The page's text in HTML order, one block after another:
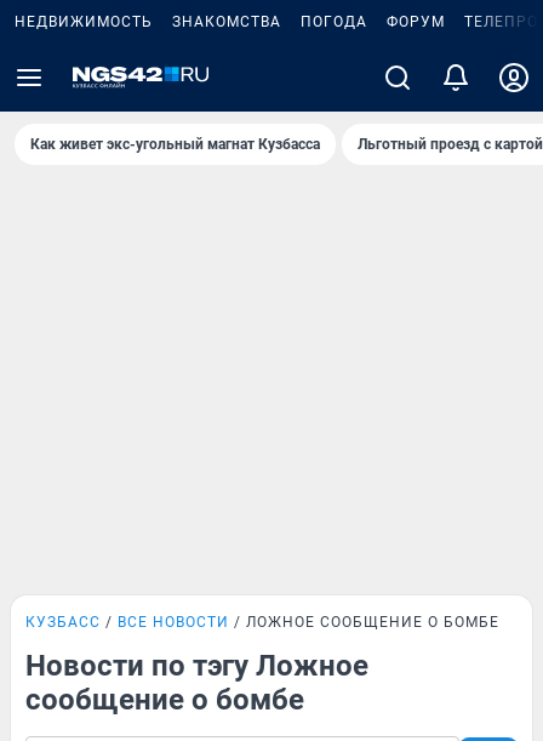
НЕДВИЖИМОСТЬ ЗНАКОМСТВА ПОГОДА ФОРУМ
Как живет экс-угольный магнат Кузбасса Льготный проезд с
КУЗБАСС ВСЕ НОВОСТИ ЛОЖНОЕ СООБЩЕНИЕ О БОМБЕ
Новости по тэгу Ложное
сообщение о бомбе